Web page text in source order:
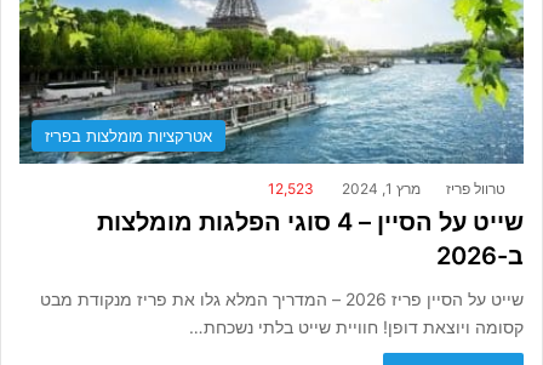
אטרקציות מומלצות בפריז
טרוול פריז מרץ 1, 2024 12,523
שייט על הסיין – 4 סוגי הפלגות מומלצות
ב-2026
שייט על הסיין פריז 2026 – המדריך המלא גלו את פריז מנקודת מבט
קסומה ויוצאת דופן! חוויית שייט בלתי נשכחת…